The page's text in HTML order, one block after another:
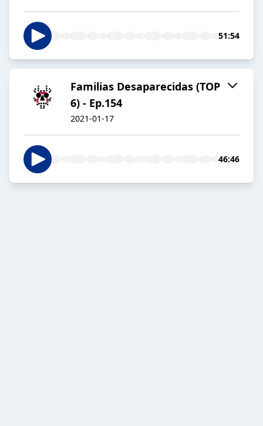
51:54
Familias Desaparecidas (TOP
6) - Ep.154
2021-01-17
46:46